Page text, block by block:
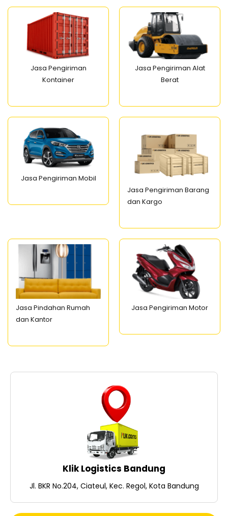
Jasa Pengiriman
Kontainer
Jasa Pengiriman Alat
Berat
Jasa Pengiriman Mobil
Jasa Pengiriman Barang
dan Kargo
Jasa Pindahan Rumah
dan Kantor
Jasa Pengiriman Motor
Klik Logistics Bandung
Jl. BKR No.204, Ciateul, Kec. Regol, Kota Bandung